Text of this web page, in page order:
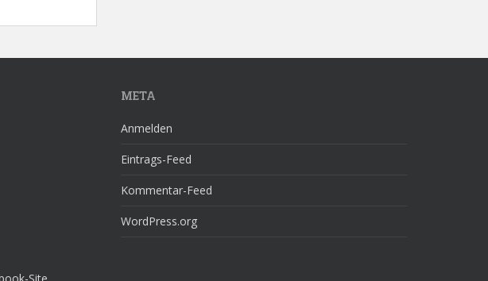
META
Anmelden
Eintrags-Feed
Kommentar-Feed
WordPress.org